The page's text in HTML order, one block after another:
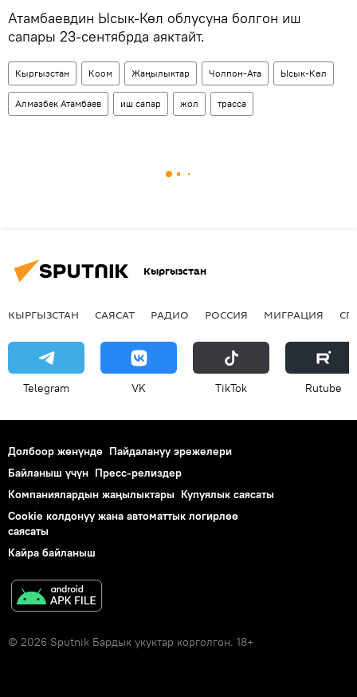
Атамбаевдин Ысык-Көл облусуна болгон иш
сапары 23-сентябрда аяктайт.
Кыргызстан Коом Жаңылыктар Чолпон-Ата Ысык-Көл
Алмазбек Атамбаев иш сапар жол трасса
Кыргызстан
КЫРГЫЗСТАН САЯСАТ РАДИО РОССИЯ МИГРАЦИЯ
Telegram VK ТikТоk Rutube
Долбоор жөнүндө Пайдалануу эрежелери
Байланыш үчүн Пресс-релиздер
Компаниялардын жаңылыктары Купуялык саясаты
Cookie колдонуу жана автоматтык логирлөө
саясаты
Кайра байланыш
© 2026 Sputnik Бардык укуктар корголгон. 18+